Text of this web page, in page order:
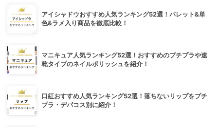
アイシャドウおすすめ人気ランキング52選！パレット&単
色&ラメ入り商品を徹底比較！
マニキュア人気ランキング52選！おすすめのプチプラや速
乾タイプのネイルポリッシュを紹介！
口紅おすすめ人気ランキング52選！落ちないリップをプチ
プラ・デパコス別に紹介！